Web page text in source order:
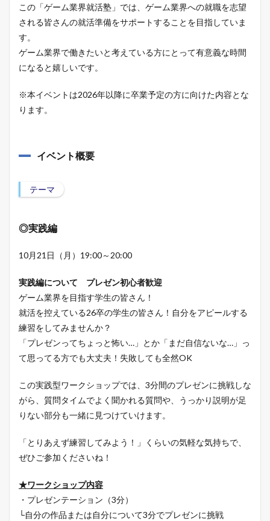
この「ゲーム業界就活塾」では、ゲーム業界への就職を志望
される皆さんの就活準備をサポートすることを目指していま
す。
ゲーム業界で働きたいと考えている方にとって有意義な時間
になると嬉しいです。
※本イベントは2026年以降に卒業予定の方に向けた内容とな
ります。
イベント概要
テーマ
◎実践編
10月21日（月）19:00～20:00
実践編について プレゼン初心者歓迎
ゲーム業界を目指す学生の皆さん！
就活を控えている26卒の学生の皆さん！自分をアピールする
練習をしてみませんか？
「プレゼンってちょっと怖い…」とか「まだ自信ないな…」っ
て思ってる方でも大丈夫！失敗しても全然OK
この実践型ワークショップでは、3分間のプレゼンに挑戦しな
がら、質問タイムでよく聞かれる質問や、うっかり説明が足
りない部分も一緒に見つけていけます。
「とりあえず練習してみよう！」くらいの気軽な気持ちで、
ぜひご参加くださいね！
★ワークショップ内容
・プレゼンテーション（3分）
└自分の作品または自分について3分でプレゼンに挑戦